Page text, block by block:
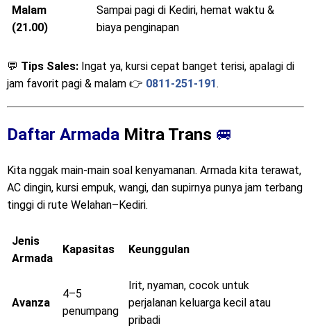
Malam
(21.00)
Sampai pagi di Kediri, hemat waktu &
biaya penginapan
💬 Tips Sales: Ingat ya, kursi cepat banget terisi, apalagi di
jam favorit pagi & malam 👉 0811-251-191.
Daftar Armada Mitra Trans 🚐
Kita nggak main-main soal kenyamanan. Armada kita terawat,
AC dingin, kursi empuk, wangi, dan supirnya punya jam terbang
tinggi di rute Welahan–Kediri.
Jenis
Armada
Kapasitas Keunggulan
Avanza
4–5
penumpang
Irit, nyaman, cocok untuk
perjalanan keluarga kecil atau
pribadi